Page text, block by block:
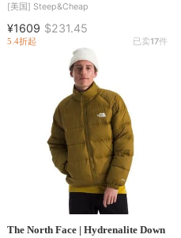
[美国] Steep&Cheap
¥1609 $231.45
5.4折起 已卖17件
The North Face | Hydrenalite Down